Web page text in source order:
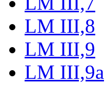
LM III,8
LM III,9
LM III,9a